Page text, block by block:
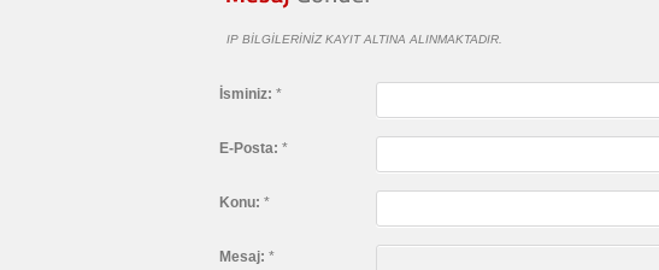
IP BILGILERINIZ KAYIT ALTINA ALINMAKTADIR.
İsminiz: *
E-Posta: *
Konu: *
Mesaj: *